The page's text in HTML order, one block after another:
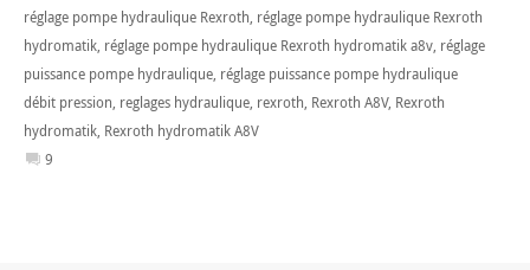
réglage pompe hydraulique Rexroth, réglage pompe hydraulique Rexroth
hydromatik, réglage pompe hydraulique Rexroth hydromatik a8v, réglage
puissance pompe hydraulique, réglage puissance pompe hydraulique
débit pression, reglages hydraulique, rexroth, Rexroth A8V, Rexroth
hydromatik, Rexroth hydromatik A8V
9